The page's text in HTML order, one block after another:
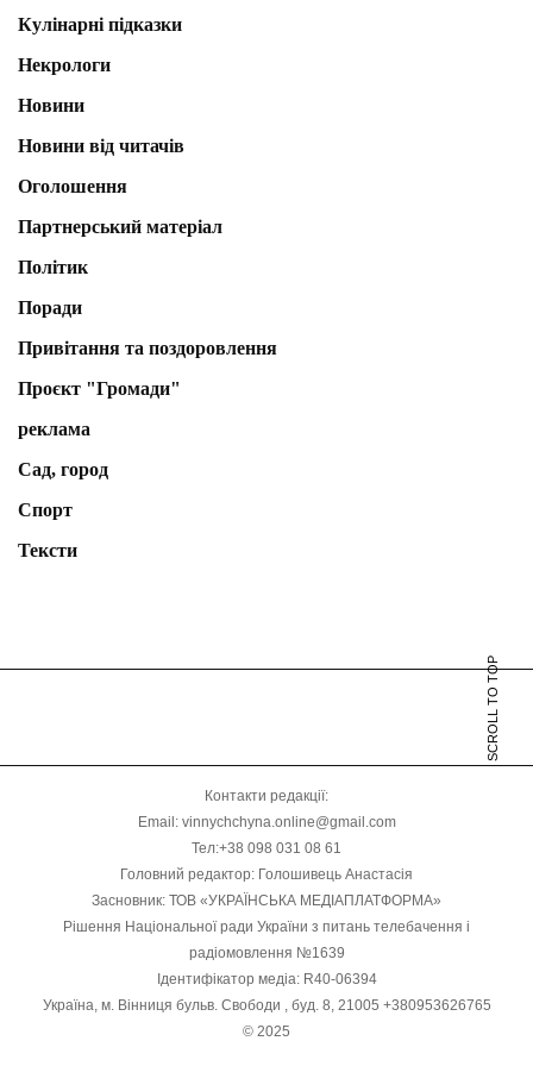
Кулінарні підказки
Некрологи
Новини
Новини від читачів
Оголошення
Партнерський матеріал
Політик
Поради
Привітання та поздоровлення
Проєкт "Громади"
реклама
Сад, город
Спорт
Тексти
SCROLL TO TOP
Контакти редакції:
Email: vinnychchyna.online@gmail.com
Тел:+38 098 031 08 61
Головний редактор: Голошивець Анастасія
Засновник: ТОВ «УКРАЇНСЬКА МЕДІАПЛАТФОРМА»
Рішення Національної ради України з питань телебачення і
радіомовлення №1639
Ідентифікатор медіа: R40-06394
Україна, м. Вінниця бульв. Свободи , буд. 8, 21005 +380953626765
© 2025